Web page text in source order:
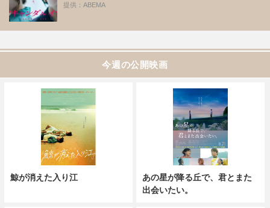
提供：ABEMA
今週の公開映画
鯨が消えた入り江
あの星が降る丘で、君とまた
出会いたい。